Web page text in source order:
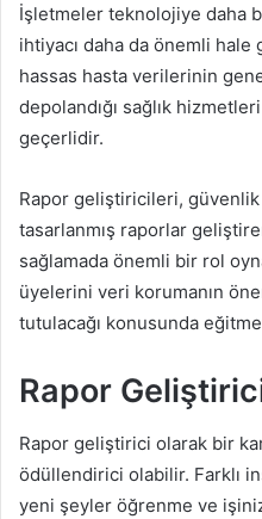
İşletmeler teknolojiye daha
ihtiyacı daha da önemli
hassas hasta verilerinin
depolandığı sağlık
geçerlidir.
Rapor geliştiricileri,
tasarlanmış raporlar
sağlamada önemli bir rol
üyelerini veri korumanın
tutulacağı konusunda
Rapor
Rapor geliştirici olarak bir
ödüllendirici olabilir. Farklı
yeni şeyler öğrenme ve